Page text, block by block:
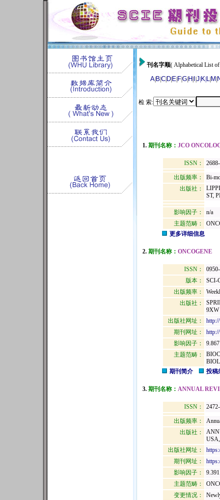
刊名字顺( Alphabetical List
A B C D E FG H J K L M
检 索:
1. 期刊名称： JCO
ISSN：
出版频率：
Bi-
出版社：
ST,
影响因子：
n/a
主题范畴：
更多详细信息
2. 期刊名称： ONCOGENE
ISSN：
版本：
SCI-
出版频率：
出版社：
9XW
出版社网址：
期刊网址：
影响因子：
9.867
主题范畴：
期刊简介
投稿
3. 期刊名称： ANNUAL
ISSN：
出版频率：
出版社：
出版社网址：
期刊网址：
影响因子：
9.391
主题范畴：
变更情况：